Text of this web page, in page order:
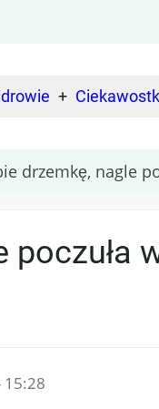
drzemkę, nagle
poczuła
15:28